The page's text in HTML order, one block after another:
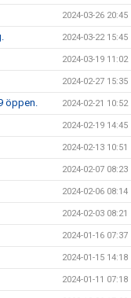
2024-03-26 20:45
2024-03-22 15:45
2024-03-19 11:02
2024-02-27 15:35
öppen. 2024-02-21 10:52
2024-02-19 14:45
2024-02-13 10:51
2024-02-07 08:23
2024-02-06 08:14
2024-02-03 08:21
2024-01-16 07:37
2024-01-15 14:18
2024-01-11 07:18